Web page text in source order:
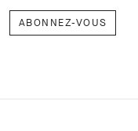
vous